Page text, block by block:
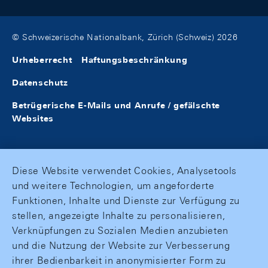
© Schweizerische Nationalbank, Zürich (Schweiz) 2026
Urheberrecht Haftungsbeschränkung
Datenschutz
Betrügerische E-Mails und Anrufe / gefälschte
Websites
Diese Website verwendet Cookies, Analysetools
und weitere Technologien, um angeforderte
Funktionen, Inhalte und Dienste zur Verfügung zu
stellen, angezeigte Inhalte zu personalisieren,
Verknüpfungen zu Sozialen Medien anzubieten
und die Nutzung der Website zur Verbesserung
ihrer Bedienbarkeit in anonymisierter Form zu